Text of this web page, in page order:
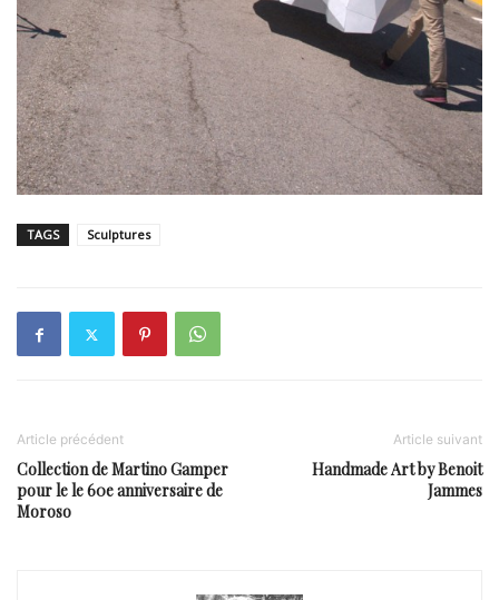
TAGS Sculptures
Article précédent
Collection de Martino Gamper
pour le le 60e anniversaire de
Moroso
Article suivant
Handmade Art by Benoit
Jammes